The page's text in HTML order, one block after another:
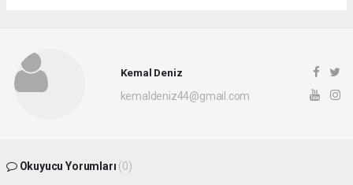
Kemal Deniz
kemaldeniz44@gmail.com
Okuyucu Yorumları (0)